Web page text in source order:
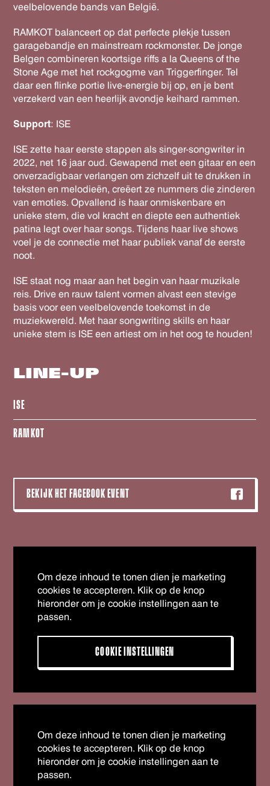
veelbelovende bands van België.
RAMKOT balanceert op dat perfecte plekje tussen
garagebandje en mainstream rockmonster. De jonge
Belgen combineren koortsige riffs a la Queens of the
Stone Age met het rockgogme van Triggerfinger. Tel
daar een flinke portie live-energie bij op, en je bent
verzekerd van een heerlijk avondje keihard rammen.
Support: ISE
ISE zette haar eerste stappen als singer-songwriter in
2022, net 16 jaar oud. Gewapend met een gitaar en een
onverzadigbaar verlangen om zichzelf uit te drukken in
teksten en melodieën, creëert ze nummers die zinderen
van emoties. Opvallend is haar onmiskenbare en
unieke stem, die vol kracht en diepte een authentiek
patina legt over haar songs. Tijdens haar live shows
voel je de connectie met haar publiek vanaf de eerste
noot.
ISE staat nog maar aan het begin van haar muzikale
reis. Drive en rauw talent vormen alvast een stevige
basis voor een veelbelovende toekomst in de
muziekwereld. Met haar songwriting skills en haar
unieke stem is ISE een artiest om in het oog te houden!
LINE-UP
ISE
RAMKOT
BEKIJK HET FACEBOOK EVENT
Om deze inhoud te tonen dien je marketing
cookies te accepteren. Klik op de knop
hieronder om je cookie instellingen aan te
passen.
COOKIE INSTELLINGEN
Om deze inhoud te tonen dien je marketing
cookies te accepteren. Klik op de knop
hieronder om je cookie instellingen aan te
passen.